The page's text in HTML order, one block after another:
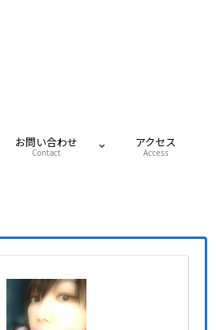
お問い合わせ
Contact
アクセス
Access